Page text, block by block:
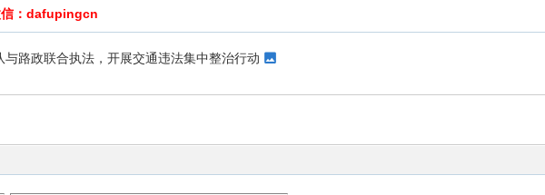
信：dafupingcn
与路政联合执法，开展交通违法集中整治行动